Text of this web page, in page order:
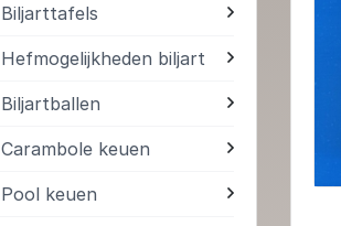
Biljarttafels
Hefmogelijkheden biljart
Biljartballen
Carambole keuen
Pool keuen